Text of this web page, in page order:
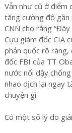
Vẫn như cũ ở điểm
tăng cường độ gần
CNN cho rằng
Cựu giám đốc CIA
phản quốc rõ ràng,
đốc FBI của TT
nước nổi dậy
nhao dịch lại ngay
chuyện gì.
Có một số lý do